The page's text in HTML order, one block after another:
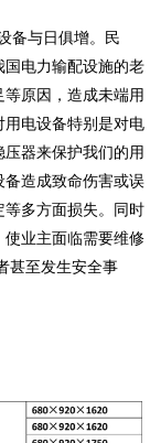
备与日俱增。民
国电力输配设施的老
原因，造成未端用
用电设备特别是对电
器来保护我们的用
备造成致命伤害或误
多方面损失。同时
使业主面临需要维修
甚至发生安全事